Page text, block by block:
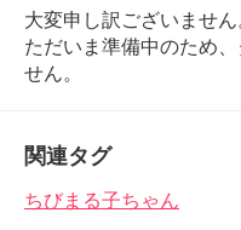
大変申し訳ございませ
ただいま準備中のため
せん。
関連タグ
ちびまる子ちゃん